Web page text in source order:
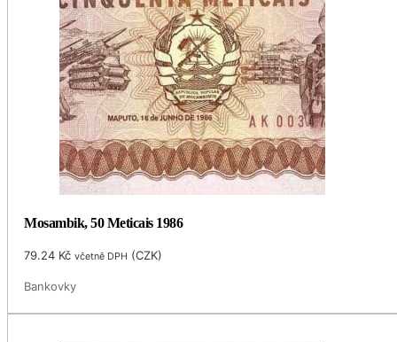
Mosambik, 50 Meticais 1986
79.24 Kč včetně DPH (CZK)
Bankovky